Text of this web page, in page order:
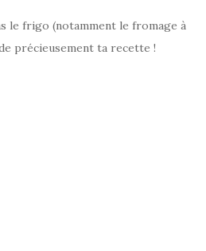
le frigo (notamment le fromage à
précieusement ta recette !